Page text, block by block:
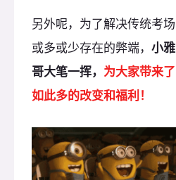
另外呢，为了解决传统考场
或多或少存在的弊端， 小雅
哥大笔一挥， 为大家带来了
如此多的改变和福利！